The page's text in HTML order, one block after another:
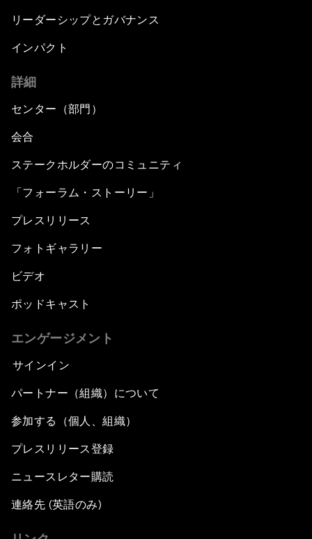
リーダーシップとガバナンス
インパクト
詳細
センター（部門）
会合
ステークホルダーのコミュニティ
「フォーラム・ストーリー」
プレスリリース
フォトギャラリー
ビデオ
ポッドキャスト
エンゲージメント
サインイン
パートナー（組織）について
参加する（個人、組織）
プレスリリース登録
ニュースレター購読
連絡先 (英語のみ)